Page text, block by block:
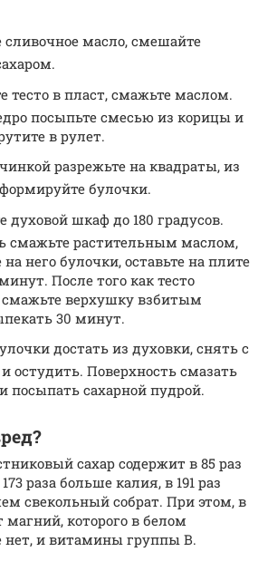
сливочное масло, смешайте
тесто в пласт, смажьте маслом.
посыпьте смесью из корицы и
в рулет.
разрежьте на квадраты, из
булочки.
духовой шкаф до 180 градусов.
смажьте растительным маслом,
него булочки, оставьте на плите
После того как тесто
смажьте верхушку взбитым
30 минут.
достать из духовки, снять с
остудить. Поверхность смазать
посыпать сахарной пудрой.
сахар содержит в 85 раз
раза больше калия, в 191 раз
свекольный собрат. При этом, в
магний, которого в белом
нет, и витамины группы В.